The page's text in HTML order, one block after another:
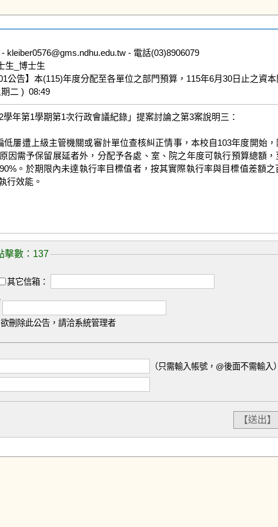
kleiber0576@gms.ndhu.edu.tw - 電話(03)8906079
生_博士生
公告】本(115)年度分配至各單位之部門預算，115年6月30日止之資
日期： 2026-06-02  ( 星期二 )  08:49
年第1學期第1次行政會議紀錄」提案討論之第3案說明三：
因需予保留展延者外，分配予各處、室、院之年度可執行預算總額
。於期限內未達執行率目標值者，按其實際執行率與目標值差額
行效能。
擊數：137
其它信箱：
刪除此公告，請洽系統管理者
（只需輸入帳號，@後面不需輸入）